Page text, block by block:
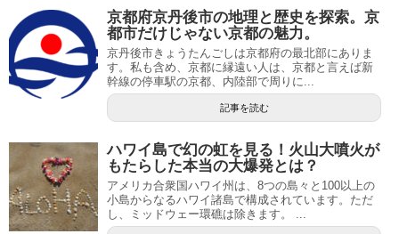
京都府京丹後市の地理と歴史を探索。京
都市だけじゃない京都の魅力。
京丹後市きょうたんごしは京都府の最北部にありま
す。私も含め、京都に縁遠い人は、京都と言えば新
幹線の停車駅の京都、内陸部で周りに...
記事を読む
ハワイ島で幻の虹を見る！火山大噴火が
もたらした本当の大爆発とは？
アメリカ合衆国ハワイ州は、8つの島々と100以上の
小島からなるハワイ諸島で構成されています。ただ
し、ミッドウェー環礁は除きます。 ...